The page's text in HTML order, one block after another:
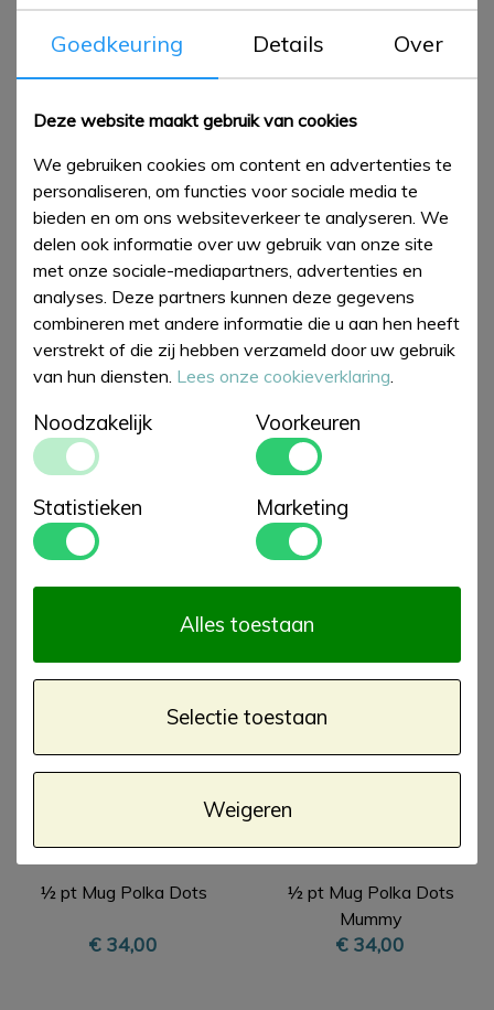
Model
: Tea Tray
Merken : Emma Bridgewater,
Bijpassende artikelen
Chilly's Coffee Cup
340ml Polka Dots &
Bees Leakproof
€ 35,00
Chilly's Bottle 500ml
Polka Dots & Bees
€ 35,00
½ pt Mug Polka Dots
€ 34,00
½ pt Mug Polka Dots
Mummy
€ 34,00
Goedkeuring Details Over
Deze website maakt gebruik van cookies
We gebruiken cookies om content en advertenties te
personaliseren, om functies voor sociale media te
bieden en om ons websiteverkeer te analyseren. We
delen ook informatie over uw gebruik van onze site
met onze sociale-mediapartners, advertenties en
analyses. Deze partners kunnen deze gegevens
combineren met andere informatie die u aan hen heeft
verstrekt of die zij hebben verzameld door uw gebruik
van hun diensten. Lees onze cookieverklaring
Noodzakelijk Voorkeuren
Statistieken Marketing
Weigeren
Selectie toestaan
Alles toestaan